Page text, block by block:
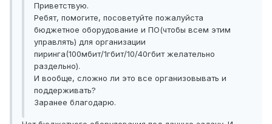
Приветствую.
Ребят, помогите, посоветуйте пожалуйста
бюджетное оборудование и ПО(чтобы всем этим
управлять) для организации
пиринга(100мбит/1гбит/10/40гбит желательно
раздельно).
И вообще, сложно ли это все организовывать и
поддерживать?
Заранее благодарю.